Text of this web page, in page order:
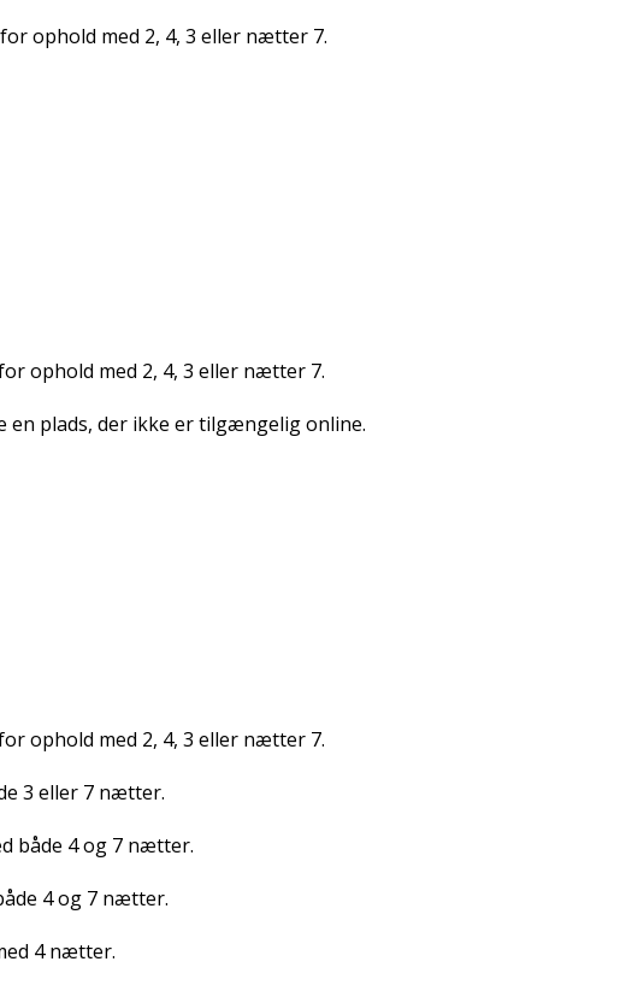
ophold med 2, 4, 3 eller nætter 7.
ophold med 2, 4, 3 eller nætter 7.
en plads, der ikke er tilgængelig online.
ophold med 2, 4, 3 eller nætter 7.
3 eller 7 nætter.
både 4 og 7 nætter.
4 og 7 nætter.
4 nætter.